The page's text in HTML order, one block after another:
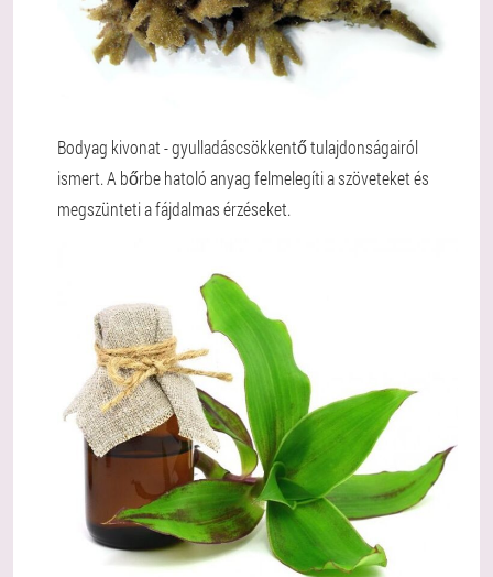
Bodyag kivonat - gyulladáscsökkentő tulajdonságairól
ismert. A bőrbe hatoló anyag felmelegíti a szöveteket és
megszünteti a fájdalmas érzéseket.